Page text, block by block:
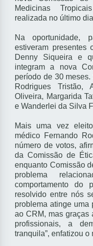
Medicinas
realizada no último
Na oportunidade,
estiveram presentes
Denny Siqueira e
integram a nova
período de 30
Rodrigues Tristão,
Oliveira, Margarida
e Wanderlei da Silva
Mais uma vez
médico Fernando
número de votos,
da Comissão de
enquanto Comissão
problema
comportamento do
resolvido entre nós
problema atinge uma
ao CRM, mas graças
profissionais, a
tranquila”, enfatizou o